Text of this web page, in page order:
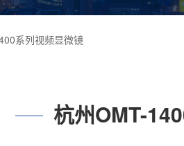
系列视频显微镜
杭州OMT-